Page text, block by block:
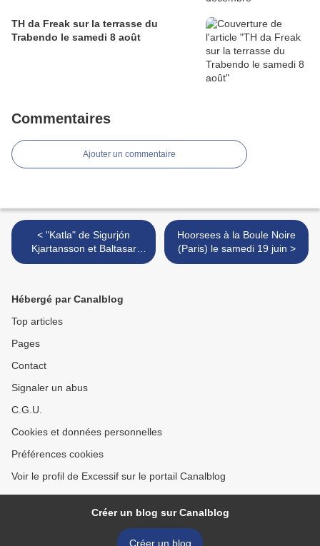
TH da Freak sur la terrasse du
Trabendo le samedi 8 août
Commentaires
Ajouter un commentaire
< "Katla" de Sigurjón
Kjartansson et Baltasar
Kormákur : en-dessous du
Hoorsees à la Boule Noire
(Paris) le samedi 19 juin >
Hébergé par Canalblog
Top articles
Pages
Contact
Signaler un abus
C.G.U.
Cookies et données personnelles
Préférences cookies
Voir le profil de Excessif sur le portail Canalblog
Créer un blog sur Canalblog
Créer un blog